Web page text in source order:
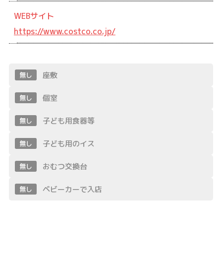
WEBサイト
https://www.costco.co.jp/
無し 座敷
無し 個室
無し 子ども用食器等
無し 子ども用のイス
無し おむつ交換台
無し ベビーカーで入店